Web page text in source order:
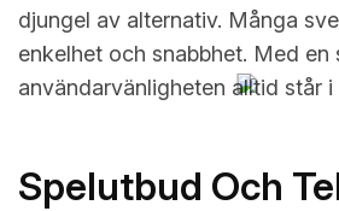
djungel av alternativ. Många
enkelhet och snabbhet. Med
användarvänligheten alltid står i
Spelutbud Och